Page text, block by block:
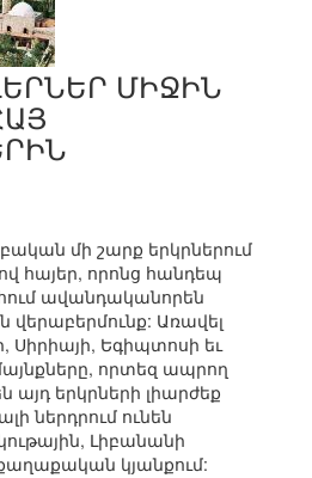
ՄԻՋԻՆ
մի շարք երկրներում
հայեր, որոնց հանդեպ
ավանդականորեն
վերաբերմունք: Առավել
Սիրիայի, Եգիպտոսի եւ
որտեզ ապրող
այդ երկրների լիարժեք
ներդրում ունեն
Լիբանանի
կյանքում: